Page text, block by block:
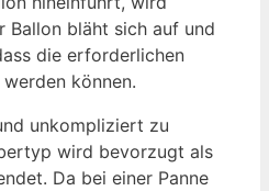
bläht sich auf und
die erforderlichen
können.
unkompliziert zu
wird bevorzugt als
Da bei einer Panne